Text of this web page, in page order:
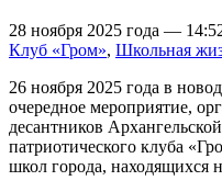
28 ноября 2025 года —
Клуб «Гром», Школьная
26 ноября 2025 года в
очередное мероприятие,
десантников
патриотического клуба
школ города, находящихся